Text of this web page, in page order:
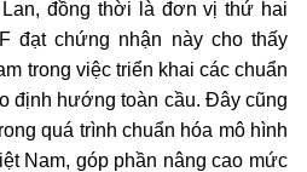
đồng thời là đơn vị thứ hai
đạt chứng nhận này cho thấy
trong việc triển khai các chuẩn
định hướng toàn cầu. Đây cũng
quá trình chuẩn hóa mô hình
Nam, góp phần nâng cao mức